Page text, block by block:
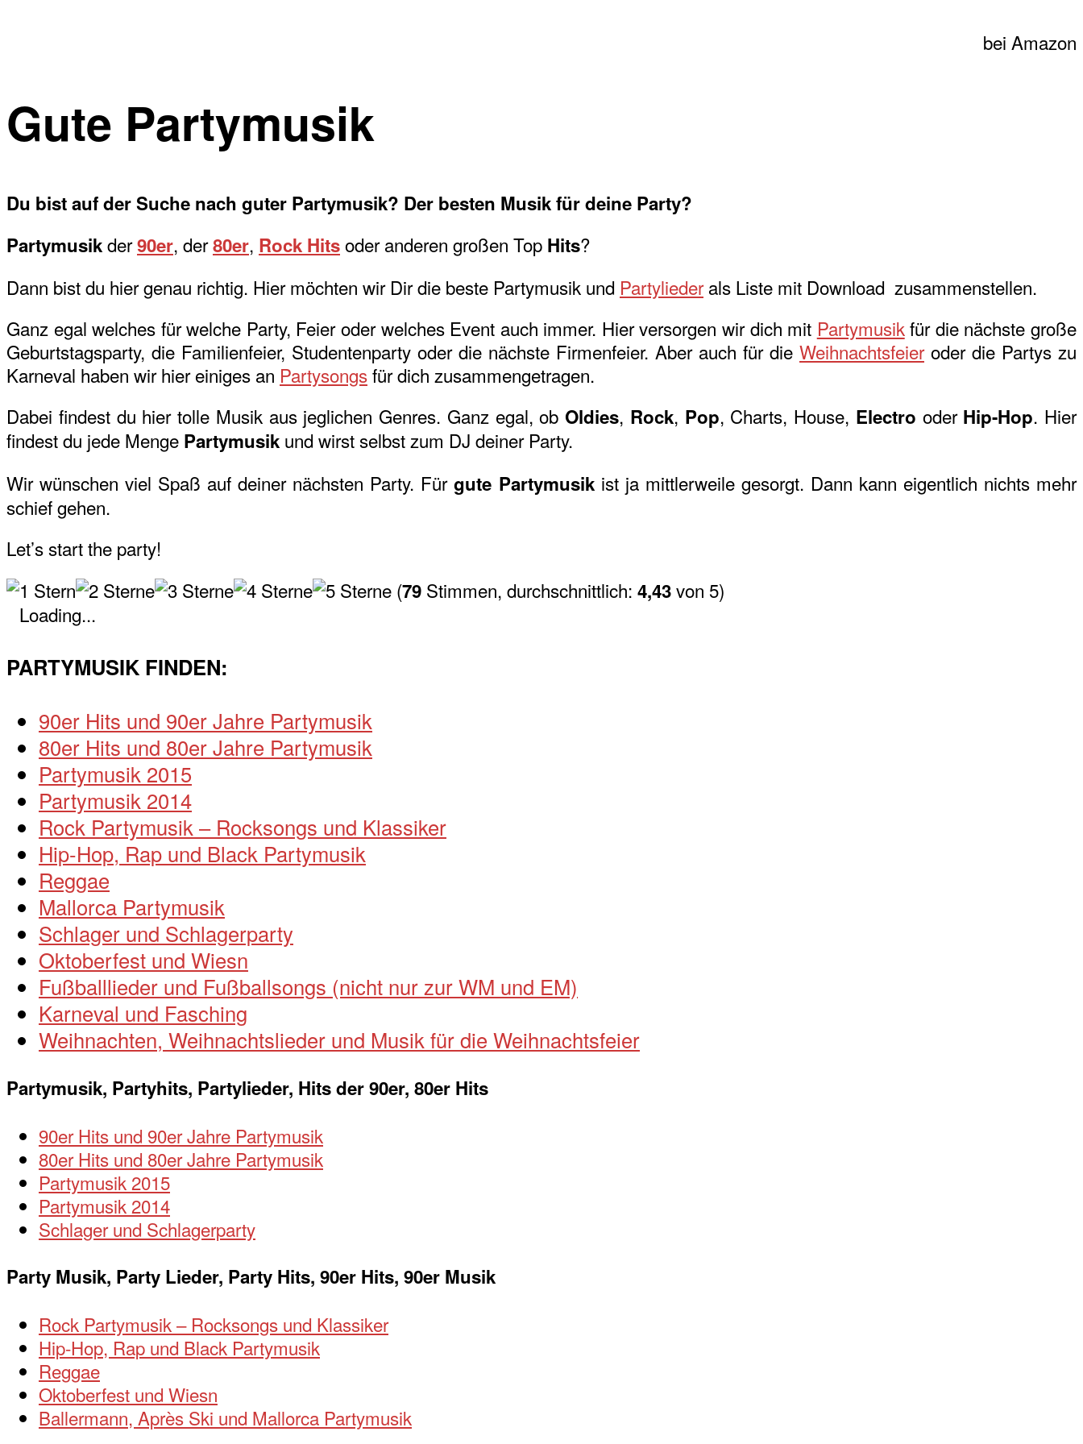
bei Amazon
Gute Partymusik
Du bist auf der Suche nach guter Partymusik? Der besten Musik für deine Party?
Partymusikder90er, der80er, Rock Hitsoder anderen großen Top Hits?
Dann bist du hier genau richtig. Hier möchten wir Dir die beste Partymusik und Partyliederals Liste mit Download zusammenstellen.
Ganz egal welches für welche Party, Feier oder welches Event auch immer. Hier versorgen wir dich mit Partymusikfür die nächste große
Geburtstagsparty, die Familienfeier, Studentenparty oder die nächste Firmenfeier. Aber auch für die Weihnachtsfeieroder die Partys zu
Karneval haben wir hier einiges an Partysongsfür dich zusammengetragen.
Dabei findest du hier tolle Musik aus jeglichen Genres. Ganz egal, ob Oldies, Rock, Pop, Charts, House, Electro oder Hip-Hop. Hier
findest du jede Menge Partymusik und wirst selbst zum DJ deiner Party.
Wir wünschen viel Spaß auf deiner nächsten Party. Fürgute Partymusikist ja mittlerweile gesorgt. Dann kann eigentlich nichts mehr
schief gehen.
Let’s start the party!
(79 Stimmen, durchschnittlich: 4,43von 5)
Loading...
PARTYMUSIK FINDEN:
90er Hits und 90er Jahre Partymusik
80er Hits und 80er Jahre Partymusik
Partymusik 2015
Partymusik 2014
Rock Partymusik – Rocksongs und Klassiker
Hip-Hop, Rap und Black Partymusik
Reggae
Mallorca Partymusik
Schlager und Schlagerparty
Oktoberfest und Wiesn
Fußballlieder und Fußballsongs (nicht nur zur WM und EM)
Karneval und Fasching
Weihnachten, Weihnachtslieder und Musik für die Weihnachtsfeier
Partymusik, Partyhits, Partylieder, Hits der 90er, 80er Hits
90er Hits und 90er Jahre Partymusik
80er Hits und 80er Jahre Partymusik
Partymusik 2015
Partymusik 2014
Schlager und Schlagerparty
Party Musik, Party Lieder, Party Hits, 90er Hits, 90er Musik
Rock Partymusik – Rocksongs und Klassiker
Hip-Hop, Rap und Black Partymusik
Reggae
Oktoberfest und Wiesn
Ballermann, Après Ski und Mallorca Partymusik